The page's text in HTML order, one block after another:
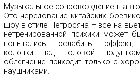
Музыкальное сопровождение в
Это чередование китайских
шоу в стиле Петросяна – все на
нетренированной психики может
попытались ослабить эффект,
колонки над головой
облегчение приходит только с
наушниками.